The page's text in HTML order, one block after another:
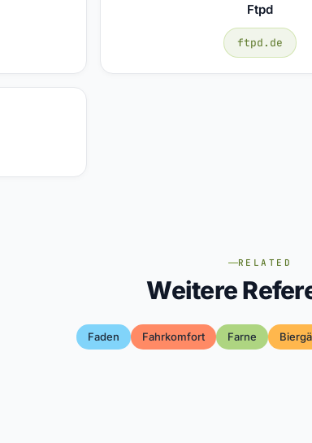
Ftpd
ftpd.de
RELATED
Weitere
Faden Fahrkomfort Farne